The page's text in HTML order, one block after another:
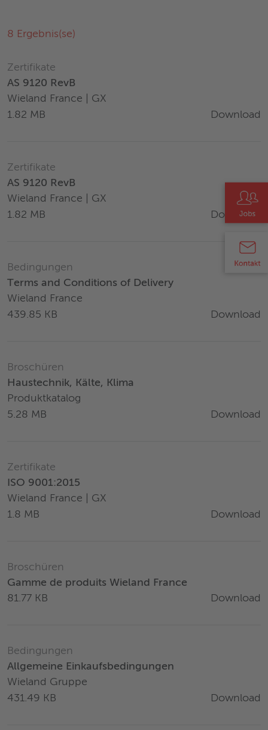
8 Ergebnis(se)
Zertifikate
AS 9120 RevB
Wieland France | GX
1.82 MB
Download
Zertifikate
AS 9120 RevB
Wieland France | GX
1.82 MB
Download
Bedingungen
Terms and Conditions of Delivery
Wieland France
439.85 KB
Download
Broschüren
Haustechnik, Kälte, Klima
Produktkatalog
5.28 MB
Download
Zertifikate
ISO 9001:2015
Wieland France | GX
1.8 MB
Download
Broschüren
Gamme de produits Wieland France
81.77 KB
Download
Bedingungen
Allgemeine Einkaufsbedingungen
Wieland Gruppe
431.49 KB
Download